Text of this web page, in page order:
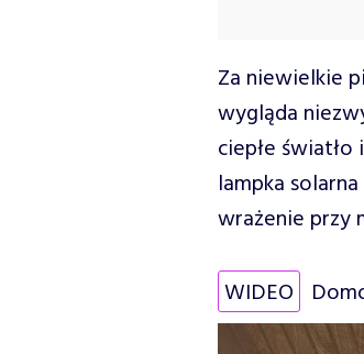
Za niewielkie
wygląda
ciepłe
lampka
wrażenie przy
WIDEO